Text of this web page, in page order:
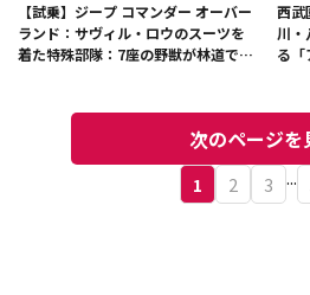
【試乗】ジープ コマンダー オーバー
ランド：サヴィル・ロウのスーツを
着た特殊部隊：7座の野獣が林道で牙
西武
川・
る「
次のページを
1 2 3 ...